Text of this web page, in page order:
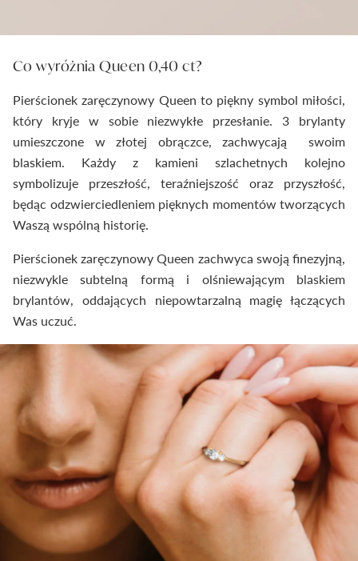
Co wyróżnia Queen 0,40 ct?
Pierścionek zaręczynowy Queen to piękny symbol miłości,
który kryje w sobie niezwykłe przesłanie. 3 brylanty
umieszczone w złotej obrączce, zachwycają swoim
blaskiem. Każdy z kamieni szlachetnych kolejno
symbolizuje przeszłość, teraźniejszość oraz przyszłość,
będąc odzwierciedleniem pięknych momentów tworzących
Waszą wspólną historię.
Pierścionek zaręczynowy Queen zachwyca swoją finezyjną,
niezwykle subtelną formą i olśniewającym blaskiem
brylantów, oddających niepowtarzalną magię łączących
Was uczuć.